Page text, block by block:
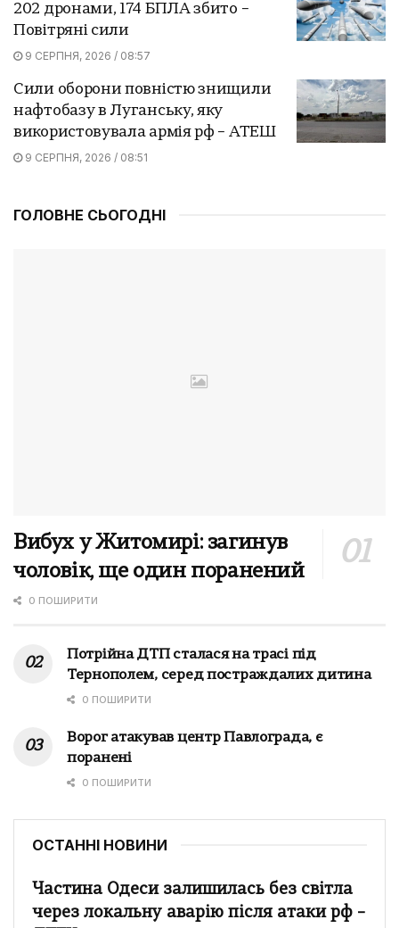
202 дронами, 174 БПЛА збито –
Повітряні сили
9 СЕРПНЯ, 2026 / 08:57
Сили оборони повністю знищили
нафтобазу в Луганську, яку
використовувала армія рф – АТЕШ
9 СЕРПНЯ, 2026 / 08:51
ГОЛОВНЕ СЬОГОДНІ
Вибух у Житомирі: загинув
чоловік, ще один поранений
0 ПОШИРИТИ
Потрійна ДТП сталася на трасі під
Тернополем, серед постраждалих дитина
0 ПОШИРИТИ
Ворог атакував центр Павлограда, є
поранені
0 ПОШИРИТИ
ОСТАННІ НОВИНИ
Частина Одеси залишилась без світла
через локальну аварію після атаки рф –